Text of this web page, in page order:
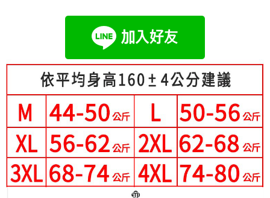
4.訂單成立30分鐘內，如未前往確認交易或遇審核未通過，訂單將自動取
消。如遇「轉專審核」未通過狀況，表示未達大哥付你分期系統評分，恕無
1.分期款項不併入電信帳單，「大哥付你分期」於每月結算日後寄送繳費提
醒簡訊。
2.透過簡訊連結打開帳單後，可選擇「超商條碼／台灣大直營門市／銀行轉
帳／街口支付／iPASS MONEY」等通路繳費。
【注意事項】
1.本服務係由「台灣大哥大股份有限公司」（以下簡稱本公司）所提供，讓
用戶於交易時，得透過本服務購買商品或服務，並由商店將買賣／分期付款
買賣價金債權讓與本公司後，依約使用本公司帳單繳交帳款。
2.基於同意付款使用「大哥付你分期」之契約關係目的，商店將以您的個人
資料（包含姓名、電話或地址）提供予台灣大哥大進項蒐集、處理及利用，
由本公司與您本人進行分期帳單所需資料之確認、核對及更正。
3.完整用戶服務條款，請詳閱以下連結：
１．簡單：不需註冊會員、不需綁卡、不需儲值。
２．便利：只要手機號碼，簡訊認證，即可結帳。
３．安心：先確認商品／服務後，再付款。
【「AFTEE先享後付」結帳流程】
１．於結帳方式選擇「AFTEE先享後付」後，將跳轉至「AFTEE先享後付」
結帳頁面，進行簡訊認證並確認金額後，即可完成結帳。
３．收到繳費通知簡訊後14天內，點擊此簡訊中的連結，可透過四大超商／
ATM／網路銀行／等多元方式進行付款，方視為交易完成。
※ 請注意：結帳手續完成當下不需立刻繳費，但若您需要取消訂單，請聯絡
購買商品的店家。未經商家同意取消之訂單仍視為有效，需透過AFTEE先享
後付繳納相關費用。
※ 交易是否成功請以「AFTEE先享後付 」之結帳頁面顯示為準，若有關於
是否繳費成功／繳費後需取消欲退款等相關疑問，請聯繫「AFTEE先享後付
客戶支援中心」https://netprotections.freshdesk.com/support/home
「Hami Point」為中華電信所提供之點數服務，可於會員專區綁定中華電信
會員帳號後，即可在購物車使用 Hami Point 折抵消費金額 (1點等於1元)。
運送方式
全家付款取貨
每筆NT$80，滿NT$699(含以上)免運費
付款後全家取貨
每筆NT$80，滿NT$699(含以上)免運費
付款後萊爾富取貨
每筆NT$80，滿NT$699(含以上)免運費